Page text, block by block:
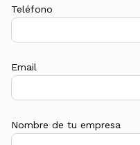
Teléfono
Email
Nombre de tu empresa